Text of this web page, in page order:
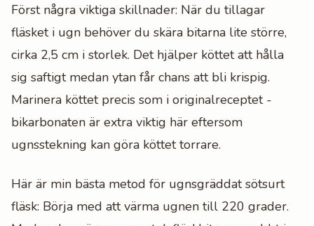
Först några viktiga skillnader: När du tillagar
fläsket i ugn behöver du skära bitarna lite större,
cirka 2,5 cm i storlek. Det hjälper köttet att hålla
sig saftigt medan ytan får chans att bli krispig.
Marinera köttet precis som i originalreceptet -
bikarbonaten är extra viktig här eftersom
ugnsstekning kan göra köttet torrare.
Här är min bästa metod för ugnsgräddat sötsurt
fläsk: Börja med att värma ugnen till 220 grader.